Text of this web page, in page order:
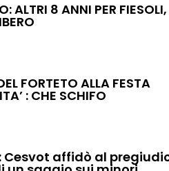
ALTRI 8 ANNI PER
FORTETO ALLA FESTA
: CHE SCHIFO
Cesvot affidò al